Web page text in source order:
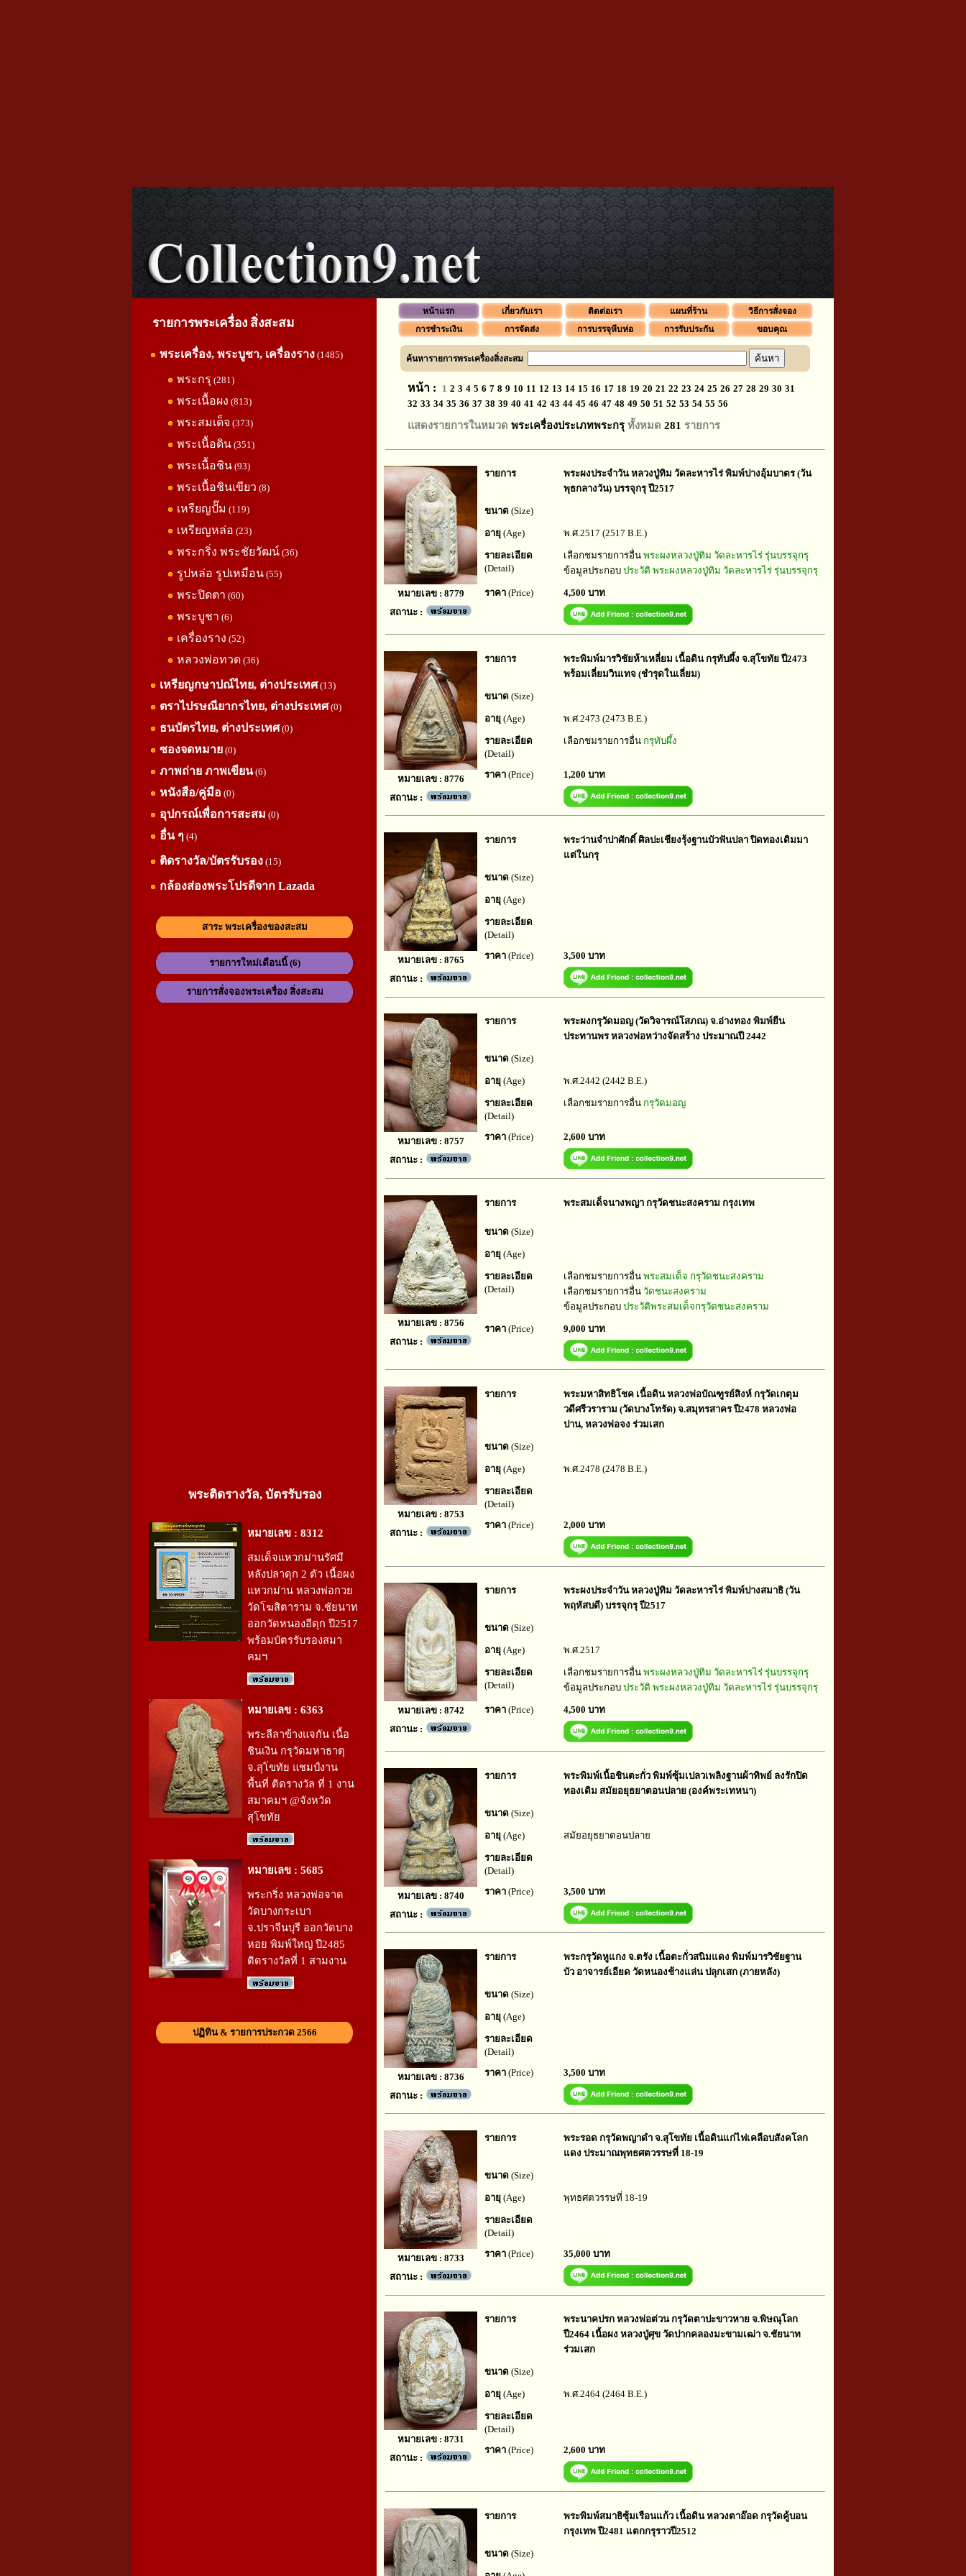
รายการพระเครื่อง สิ่งสะสม
พระเครื่อง, พระบูชา, เครื่องราง (1485)
พระกรุ (281)
พระเนื้อผง (813)
พระสมเด็จ (373)
พระเนื้อดิน (351)
พระเนื้อชิน (93)
พระเนื้อชินเขียว (8)
เหรียญปั๊ม (119)
เหรียญหล่อ (23)
พระกริ่ง พระชัยวัฒน์ (36)
รูปหล่อ รูปเหมือน (55)
พระปิดตา (60)
พระบูชา (6)
เครื่องราง (52)
หลวงพ่อทวด (36)
เหรียญกษาปณ์ไทย, ต่างประเทศ(13)
ตราไปรษณียากรไทย, ต่างประเทศ(0)
ธนบัตรไทย, ต่างประเทศ(0)
ซองจดหมาย (0)
ภาพถ่าย ภาพเขียน(6)
หนังสือ/คู่มือ (0)
อุปกรณ์เพื่อการสะสม (0)
อื่น ๆ (4)
ติดรางวัล/บัตรรับรอง (15)
กล้องส่องพระโปรดีจาก Lazada
สาระ พระเครื่องของสะสม
รายการใหม่เดือนนี้ (6)
รายการสั่งจองพระเครื่อง สิ่งสะสม
พระติดรางวัล, บัตรรับรอง
หมายเลข : 8312
สมเด็จแหวกม่านรัศมี
หลังปลาดุก 2 ตัว เนื้อผง
แหวกม่าน หลวงพ่อกวย
วัดโฆสิตาราม จ.ชัยนาท
ออกวัดหนองอีดุก ปี2517
พร้อมบัตรรับรองสมา
คมฯ
หมายเลข : 6363
พระลีลาข้างแจกัน เนื้อ
ชินเงิน กรุวัดมหาธาตุ
จ.สุโขทัย แชมป์งาน
พื้นที่ ติดรางวัล ที่ 1 งาน
สมาคมฯ @จังหวัด
สุโขทัย
หมายเลข : 5685
พระกริ่ง หลวงพ่อจาด
วัดบางกระเบา
จ.ปราจีนบุรี ออกวัดบาง
หอย พิมพ์ใหญ่ ปี2485
ติดรางวัลที่ 1 สามงาน
ปฏิทิน & รายการประกวด 2566
หน้าแรก เกี่ยวกับเรา ติดต่อเรา แผนที่ร้าน
วิธีการสั่งจอง
การชำระเงิน
การจัดส่ง การบรรจุหีบห่อ การรับประกัน ขอบคุณ
ค้นหารายการพระเครื่องสิ่งสะสม
หน้า : 1 2 3 4 5 6 7 8 9 10 11 12 13 14 15 16 17 18 19 20 21 22 23 24 25 26 27 28 29 30 31
32 33 34 35 36 37 38 39 40 41 42 43 44 45 46 47 48 49 50 51 52 53 54 55 56
แสดงรายการในหมวด พระเครื่องประเภทพระกรุ ทั้งหมด 281 รายการ
หมายเลข : 8779
สถานะ :
รายการ
พระผงประจำวัน หลวงปู่ทิม วัดละหารไร่ พิมพ์ปางอุ้มบาตร (วัน
พุธกลางวัน) บรรจุกรุ ปี2517
ขนาด (Size)
อายุ (Age) พ.ศ.2517 (2517 B.E.)
รายละเอียด
(Detail)
เลือกชมรายการอื่น พระผงหลวงปู่ทิม วัดละหารไร่ รุ่นบรรจุกรุ
ข้อมูลประกอบ ประวัติ พระผงหลวงปู่ทิม วัดละหารไร่ รุ่นบรรจุกรุ
ราคา (Price) 4,500 บาท
หมายเลข : 8776
สถานะ :
รายการ
พระพิมพ์มารวิชัยห้าเหลี่ยม เนื้อดิน กรุทับผึ้ง จ.สุโขทัย ปี2473
พร้อมเลี่ยมวินเทจ (ชำรุดในเลี่ยม)
ขนาด (Size)
อายุ (Age) พ.ศ.2473 (2473 B.E.)
รายละเอียด
(Detail)
เลือกชมรายการอื่น กรุทับผึ้ง
ราคา (Price) 1,200 บาท
หมายเลข : 8765
สถานะ :
รายการ
พระว่านจำปาศักดิ์ ศิลปะเชียงรุ้งฐานบัวฟันปลา ปิดทองเดิมมา
แต่ในกรุ
ขนาด (Size)
อายุ (Age)
รายละเอียด
(Detail)
ราคา (Price) 3,500 บาท
หมายเลข : 8757
สถานะ :
รายการ
พระผงกรุวัดมอญ (วัดวิจารณ์โสภณ) จ.อ่างทอง พิมพ์ยืน
ประทานพร หลวงพ่อหว่างจัดสร้าง ประมาณปี 2442
ขนาด (Size)
อายุ (Age) พ.ศ.2442 (2442 B.E.)
รายละเอียด
(Detail)
เลือกชมรายการอื่น กรุวัดมอญ
ราคา (Price) 2,600 บาท
หมายเลข : 8756
สถานะ :
รายการ พระสมเด็จนางพญา กรุวัดชนะสงคราม กรุงเทพ
ขนาด (Size)
อายุ (Age)
รายละเอียด
(Detail)
เลือกชมรายการอื่น พระสมเด็จ กรุวัดชนะสงคราม
เลือกชมรายการอื่น วัดชนะสงคราม
ข้อมูลประกอบ ประวัติพระสมเด็จกรุวัดชนะสงคราม
ราคา (Price) 9,000 บาท
หมายเลข : 8753
สถานะ :
รายการ
พระมหาสิทธิโชค เนื้อดิน หลวงพ่อบัณฑูรย์สิงห์ กรุวัดเกตุม
วดีศรีวราราม (วัดบางโทรัด) จ.สมุทรสาคร ปี2478 หลวงพ่อ
ปาน, หลวงพ่อจง ร่วมเสก
ขนาด (Size)
อายุ (Age) พ.ศ.2478 (2478 B.E.)
รายละเอียด
(Detail)
ราคา (Price) 2,000 บาท
หมายเลข : 8742
สถานะ :
รายการ
พระผงประจำวัน หลวงปู่ทิม วัดละหารไร่ พิมพ์ปางสมาธิ (วัน
พฤหัสบดี) บรรจุกรุ ปี2517
ขนาด (Size)
อายุ (Age) พ.ศ.2517
รายละเอียด
(Detail)
เลือกชมรายการอื่น พระผงหลวงปู่ทิม วัดละหารไร่ รุ่นบรรจุกรุ
ข้อมูลประกอบ ประวัติ พระผงหลวงปู่ทิม วัดละหารไร่ รุ่นบรรจุกรุ
ราคา (Price) 4,500 บาท
หมายเลข : 8740
สถานะ :
รายการ
พระพิมพ์เนื้อชินตะกั่ว พิมพ์ซุ้มเปลวเพลิงฐานผ้าทิพย์ ลงรักปิด
ทองเดิม สมัยอยุธยาตอนปลาย (องค์พระเทหนา)
ขนาด (Size)
อายุ (Age) สมัยอยุธยาตอนปลาย
รายละเอียด
(Detail)
ราคา (Price) 3,500 บาท
หมายเลข : 8736
สถานะ :
รายการ
พระกรุวัดหูแกง จ.ตรัง เนื้อตะกั่วสนิมแดง พิมพ์มารวิชัยฐาน
บัว อาจารย์เอียด วัดหนองช้างแล่น ปลุกเสก (ภายหลัง)
ขนาด (Size)
อายุ (Age)
รายละเอียด
(Detail)
ราคา (Price) 3,500 บาท
หมายเลข : 8733
สถานะ :
รายการ
พระรอด กรุวัดพญาดำ จ.สุโขทัย เนื้อดินแก่ไฟเคลือบสังคโลก
แดง ประมาณพุทธศตวรรษที่ 18-19
ขนาด (Size)
อายุ (Age) พุทธศตวรรษที่ 18-19
รายละเอียด
(Detail)
ราคา (Price) 35,000 บาท
หมายเลข : 8731
สถานะ :
รายการ
พระนาคปรก หลวงพ่อต่วน กรุวัดตาปะขาวหาย จ.พิษณุโลก
ปี2464 เนื้อผง หลวงปู่ศุข วัดปากคลองมะขามเฒ่า จ.ชัยนาท
ร่วมเสก
ขนาด (Size)
อายุ (Age) พ.ศ.2464 (2464 B.E.)
รายละเอียด
(Detail)
ราคา (Price) 2,600 บาท
รายการ
พระพิมพ์สมาธิซุ้มเรือนแก้ว เนื้อดิน หลวงตาอ๊อด กรุวัดคู้บอน
กรุงเทพ ปี2481 แตกกรุราวปี2512
ขนาด (Size)